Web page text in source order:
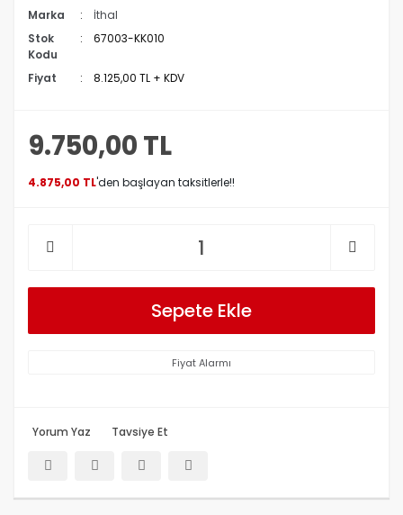
Marka
İthal
Stok
Kodu
67003-KK010
Fiyat 8.125,00 TL + KDV
9.750,00 TL
4.875,00 TL'den başlayan taksitlerle!!
Sepete Ekle
Fiyat Alarmı
Yorum Yaz Tavsiye Et